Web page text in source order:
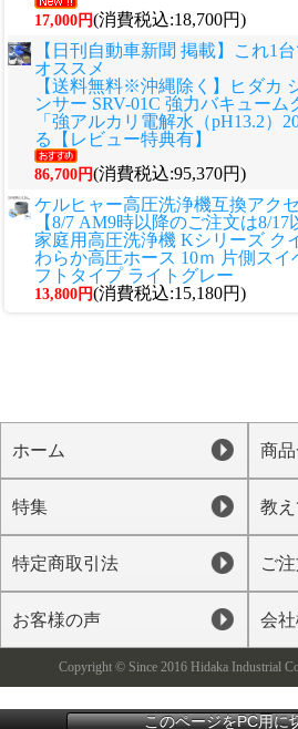
17,000円(消費税込:18,700円)
【日刊自動車新聞 掲載】これ1
オススメ
【送料無料※沖縄除く】ヒダカ
ンサー SRV-01C 強力バキューム
「強アルカリ電解水（pH13.2）
る【レビュー特典有】
86,700円(消費税込:95,370円)
ケルヒャー高圧洗浄機互換アク
【8/7 AM9時以降のご注文は8/
家庭用高圧洗浄機 Kシリーズ ク
わらか高圧ホース 10ｍ 片側ス
フトタイプ ライトグレー
13,800円(消費税込:15,180円)
ホーム 商
特集 教
特定商取引法 ご
お客様の声 会
Copyright © Since 2016 Hidaka Industrial
このページをPC用に